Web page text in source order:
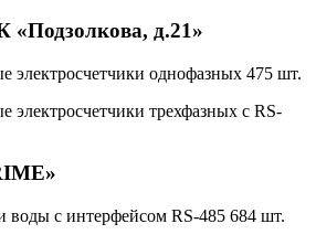
«Подзолкова, д.21»
электросчетчики однофазных 475 шт.
трехфазных с RS-
воды с интерфейсом RS-485 684 шт.